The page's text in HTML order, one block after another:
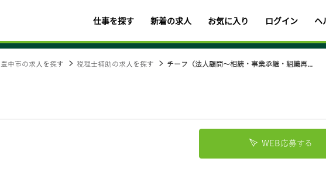
仕事を探す 新着の求人 お気に入り ログイン ヘ
豊中市の求人を探す 税理士補助の求人を探す チーフ（法人顧問～相続・事業承継・組織再...
WEB応募する